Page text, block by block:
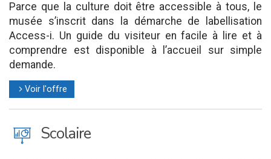
Parce que la culture doit être accessible à tous, le
musée s’inscrit dans la démarche de labellisation
Access-i. Un guide du visiteur en facile à lire et à
comprendre est disponible à l’accueil sur simple
demande.
l Voir l'offre
J Scolaire